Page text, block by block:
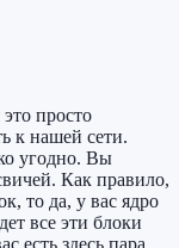
просто
к нашей сети.
угодно. Вы
Как правило,
то да, у вас ядро
все эти блоки
есть здесь пара